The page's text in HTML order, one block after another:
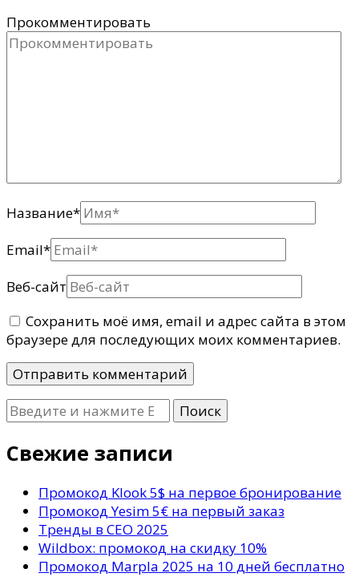
Прокомментировать
Название*
Email*
Веб-сайт
Сохранить моё имя, email и адрес сайта в этом
браузере для последующих моих комментариев.
Ищите
что-
то?
Свежие записи
Промокод Klook 5$ на первое бронирование
Промокод Yesim 5€ на первый заказ
Тренды в СЕО 2025
Wildbox: промокод на скидку 10%
Промокод Marpla 2025 на 10 дней бесплатно